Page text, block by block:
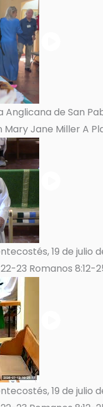
de San
Jane Miller A
19 de julio
22-23 Romanos 8:12-
19 de julio